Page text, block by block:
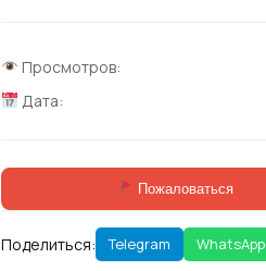
Просмотров:
Дата:
Пожаловаться
Поделиться: Telegram WhatsApp